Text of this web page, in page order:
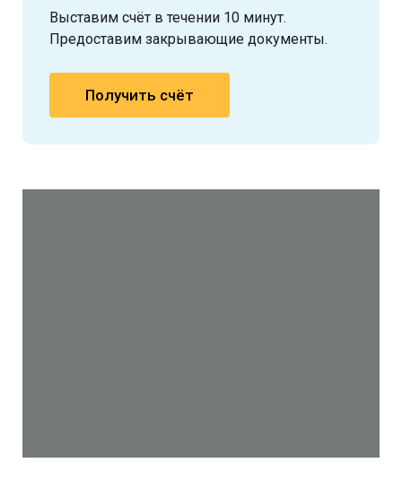
Выставим счёт в течении 10 минут.
Предоставим закрывающие документы.
Получить счёт